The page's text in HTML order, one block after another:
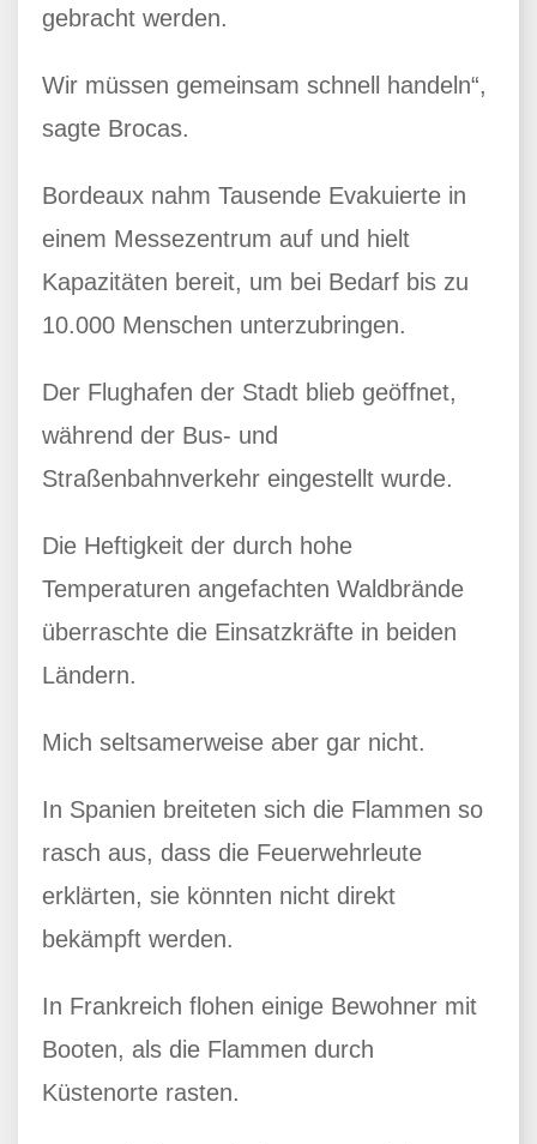
gebracht werden.
Wir müssen gemeinsam schnell handeln“,
sagte Brocas.
Bordeaux nahm Tausende Evakuierte in
einem Messezentrum auf und hielt
Kapazitäten bereit, um bei Bedarf bis zu
10.000 Menschen unterzubringen.
Der Flughafen der Stadt blieb geöffnet,
während der Bus- und
Straßenbahnverkehr eingestellt wurde.
Die Heftigkeit der durch hohe
Temperaturen angefachten Waldbrände
überraschte die Einsatzkräfte in beiden
Ländern.
Mich seltsamerweise aber gar nicht.
In Spanien breiteten sich die Flammen so
rasch aus, dass die Feuerwehrleute
erklärten, sie könnten nicht direkt
bekämpft werden.
In Frankreich flohen einige Bewohner mit
Booten, als die Flammen durch
Küstenorte rasten.